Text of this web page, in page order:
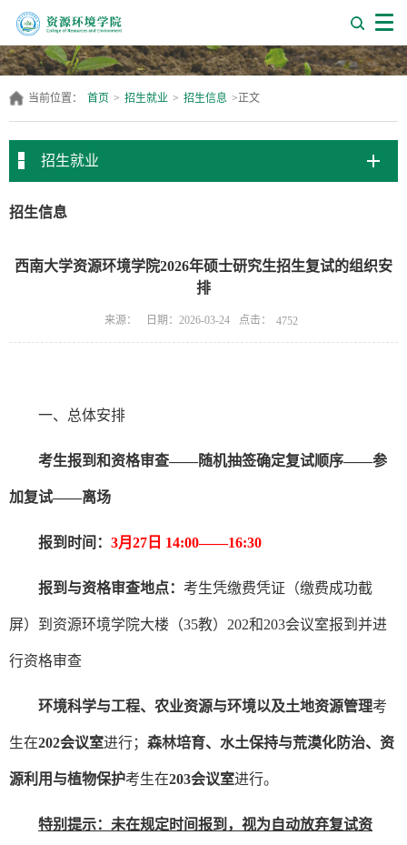
当前位置： 首页 > 招生就业 > 招生信息 >正文
招生就业
招生信息
西南大学资源环境学院2026年硕士研究生招生复试的组织安
排
来源： 日期：2026-03-24 点击： 4752
一、总体安排
考生报到和资格审查——随机抽签确定复试顺序——参
加复试——离场
报到时间： 3月 27 日 14:00——16:30
报到与资格审查地点： 考生凭缴费凭证（缴费成功截
屏）到资源环境学院大楼（35教） 202和203会议室报到并进
行资格审查
环境科学与工程、农业资源与环境以及土地资源管理考
生在202会议室进行； 森林培育、水土保持与荒漠化防治、资
源利用与植物保护考生在203会议室进行。
特别提示：未在规定时间报到，视为自动放弃复试资